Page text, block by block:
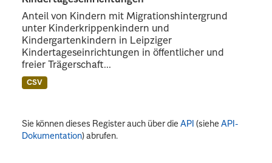
Anteil von Kindern mit Migrationshintergrund
unter Kinderkrippenkindern und
Kindergartenkindern in Leipziger
Kindertageseinrichtungen in öffentlicher und
freier Trägerschaft...
CSV
Sie können dieses Register auch über dieAPI (sieheAPI-
Dokumentation) abrufen.